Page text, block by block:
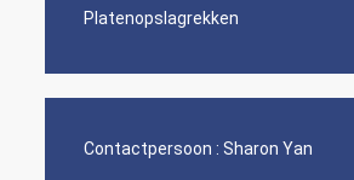
Platenopslagrekken
Contactpersoon : Sharon Yan